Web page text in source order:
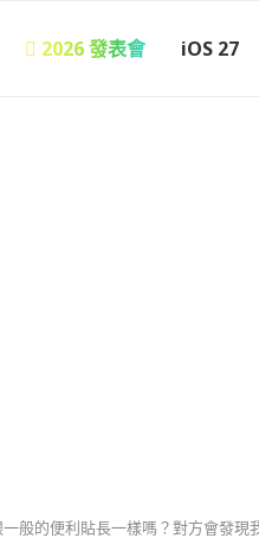
 2026 發表會 iOS 27
一般的便利貼長一樣嗎？對方會發現